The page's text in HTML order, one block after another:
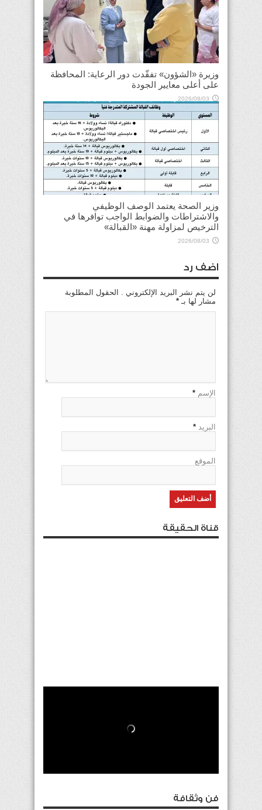
وزيرة «الشؤون» تفقّدت دور الرعاية: المحافظة
على أعلى معايير الجودة
2026/08/03
وزير الصحة يعتمد الوصف الوظيفي
والاشتراطات والضوابط الواجب توافرها في
الترخيص لمزاولة مهنة «القبالة»
2026/08/03
اضف رد
لن يتم نشر البريد الإلكتروني . الحقول المطلوبة
مشار لها بـ *
الإسم *
البريد *
الموقع
قناة الحقيقة
فن وثقافة